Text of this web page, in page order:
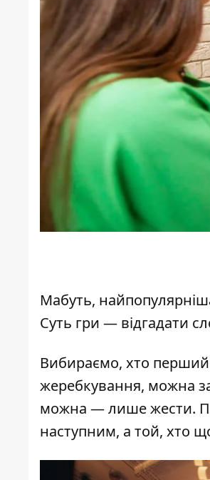
Мабуть,
Суть гри — відгадати
Вибираємо, хто перший
жеребкування, можна
можна — лише жести.
наступним, а той, хто